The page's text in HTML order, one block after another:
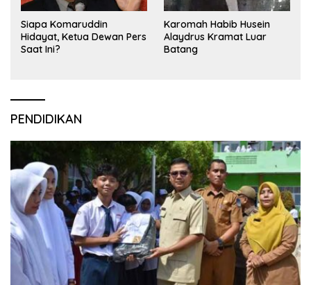
Siapa Komaruddin
Hidayat, Ketua Dewan Pers
Saat Ini?
Karomah Habib Husein
Alaydrus Kramat Luar
Batang
PENDIDIKAN